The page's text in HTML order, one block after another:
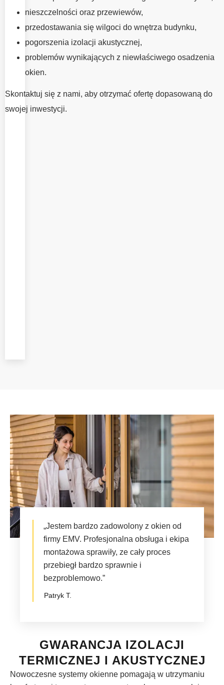
Prawidłowa
instalacja okien ma
znaczenie jak
dobór
odpowiedniej
jakości montażu
zależy
nieszczelności oraz przewiewów,
przedostawania się wilgoci do wnętrza budynku,
pogorszenia izolacji akustycznej,
problemów wynikających z niewłaściwego osadzenia
okien.
Skontaktuj się z nami, aby otrzymać ofertę dopasowaną do
swojej inwestycji.
„Jestem bardzo zadowolony z okien od
firmy EMV. Profesjonalna obsługa i ekipa
montażowa sprawiły, ze cały proces
przebiegł bardzo sprawnie i
bezproblemowo.”
Patryk T.
GWARANCJA IZOLACJI
TERMICZNEJ I AKUSTYCZNEJ
Nowoczesne systemy okienne pomagają w utrzymaniu